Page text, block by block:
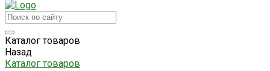
Каталог товаров
Назад
Каталог товаров